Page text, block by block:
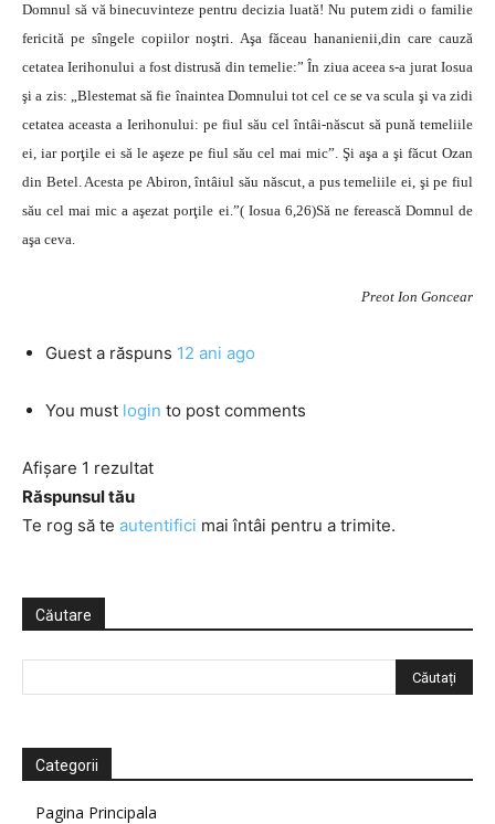
Domnul să vă binecuvinteze pentru decizia luată! Nu putem zidi o familie
fericită pe sîngele copiilor noştri. Aşa făceau hananienii,din care cauză
cetatea Ierihonului a fost distrusă din temelie:” În ziua aceea s-a jurat Iosua
şi a zis: „Blestemat să fie înaintea Domnului tot cel ce se va scula şi va zidi
cetatea aceasta a Ierihonului: pe fiul său cel întâi-născut să pună temeliile
ei, iar porţile ei să le aşeze pe fiul său cel mai mic”. Şi aşa a şi făcut Ozan
din Betel. Acesta pe Abiron, întâiul său născut, a pus temeliile ei, şi pe fiul
său cel mai mic a aşezat porţile ei.”( Iosua 6,26)Să ne ferească Domnul de
aşa ceva.
Preot Ion Goncear
Guest a răspuns 12 ani ago
You must login to post comments
Afișare 1 rezultat
Răspunsul tău
Te rog să te autentifici mai întâi pentru a trimite.
Căutare
Categorii
Pagina Principala